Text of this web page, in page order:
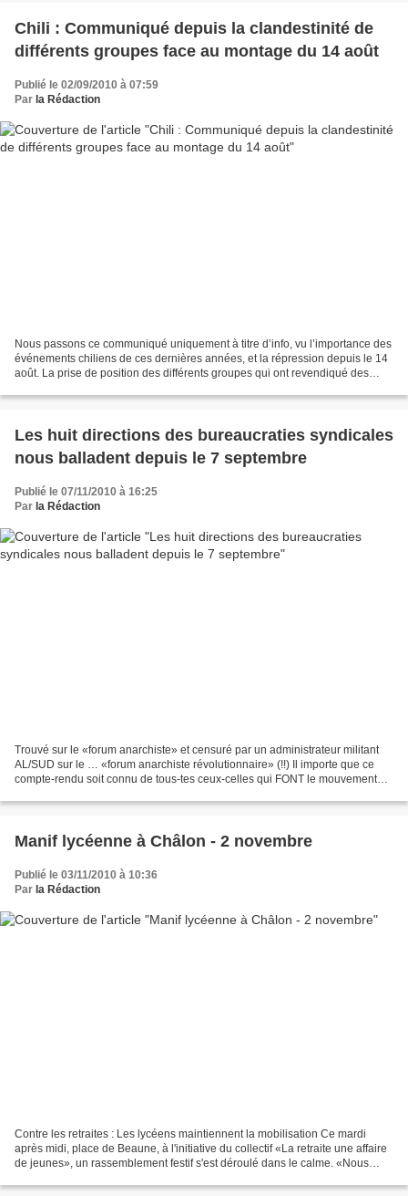
Chili : Communiqué depuis la clandestinité de
différents groupes face au montage du 14 août
Publié le 02/09/2010 à 07:59
Par la Rédaction
Nous passons ce communiqué uniquement à titre d’info, vu l’importance des
événements chiliens de ces dernières années, et la répression depuis le 14
août. La prise de position des différents groupes qui ont revendiqué des
Les huit directions des bureaucraties syndicales
nous balladent depuis le 7 septembre
Publié le 07/11/2010 à 16:25
Par la Rédaction
Trouvé sur le «forum anarchiste» et censuré par un administrateur militant
AL/SUD sur le … «forum anarchiste révolutionnaire» (!!) Il importe que ce
compte-rendu soit connu de tous-tes ceux-celles qui FONT le mouvement
Manif lycéenne à Châlon - 2 novembre
Publié le 03/11/2010 à 10:36
Par la Rédaction
Contre les retraites : Les lycéens maintiennent la mobilisation Ce mardi
après midi, place de Beaune, à l'initiative du collectif «La retraite une affaire
de jeunes», un rassemblement festif s'est déroulé dans le calme. «Nous